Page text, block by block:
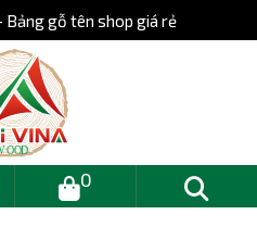
gỗ tên shop giá rẻ
0